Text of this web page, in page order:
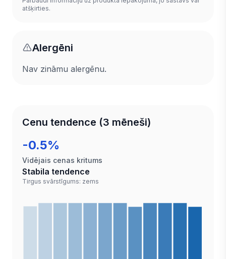
atšķirties.
Alergēni
Nav zināmu alergēnu.
Cenu tendence (3 mēneši)
-0.5%
Vidējais cenas kritums
Stabila tendence
Tirgus svārstīgums: zems